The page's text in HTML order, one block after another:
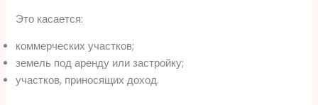
Это касается:
коммерческих участков;
земель под аренду или застройку;
участков, приносящих доход.